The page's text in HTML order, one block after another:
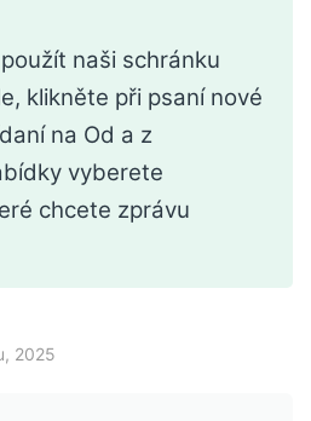
naši schránku
klikněte při psaní nové
na Od a z
vyberete
chcete zprávu
2025